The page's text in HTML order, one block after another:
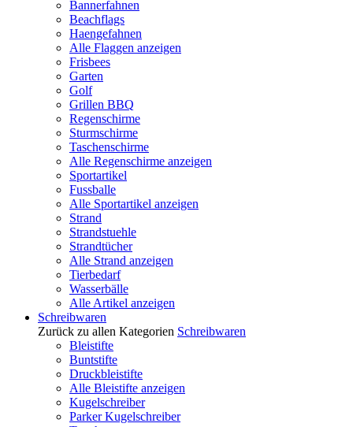
Bannerfahnen
Beachflags
Haengefahnen
Alle Flaggen anzeigen
Frisbees
Garten
Golf
Grillen BBQ
Regenschirme
Sturmschirme
Taschenschirme
Alle Regenschirme anzeigen
Sportartikel
Fussballe
Alle Sportartikel anzeigen
Strand
Strandstuehle
Strandtücher
Alle Strand anzeigen
Tierbedarf
Wasserbälle
Alle Artikel anzeigen
Schreibwaren
Zurück zu allen Kategorien Schreibwaren
Bleistifte
Buntstifte
Druckbleistifte
Alle Bleistifte anzeigen
Kugelschreiber
Parker Kugelschreiber